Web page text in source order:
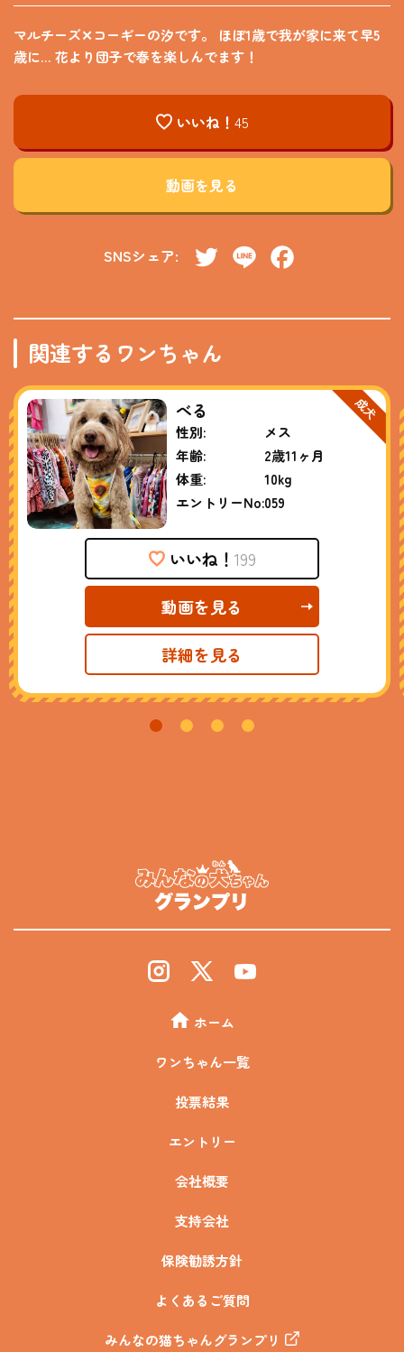
マルチーズ✕コーギーの汐です。 ほぼ1歳で我が家に来て早5
歳に… 花より団子で春を楽しんでます！
いいね！ 45
動画を見る
SNSシェア: TwitterLine
関連するワンちゃん
べる
性別:
メス
年齢:
2歳11ヶ月
体重:
10kg
エントリーNo:059
いいね！ 199
動画を見る
詳細を見る
ホーム
ワンちゃん一覧
投票結果
エントリー
会社概要
支持会社
保険勧誘方針
よくあるご質問
みんなの猫ちゃんグランプリ